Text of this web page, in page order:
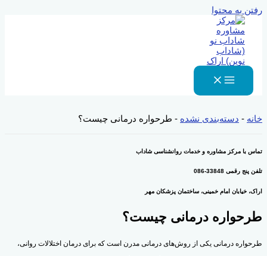
رفتن به محتوا
خانه - دسته‌بندی نشده - طرحواره درمانی چیست؟
تماس با مرکز مشاوره و خدمات روانشناسی شاداب
تلفن پنج رقمی 33848-086
اراک، خیابان امام خمینی، ساختمان پزشکان مهر
طرحواره درمانی چیست؟
طرحواره درمانی یکی از روش‌های درمانی مدرن است که برای درمان اختلالات روانی،